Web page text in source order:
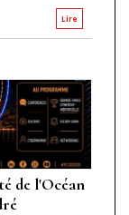
Lire
de l'Océan